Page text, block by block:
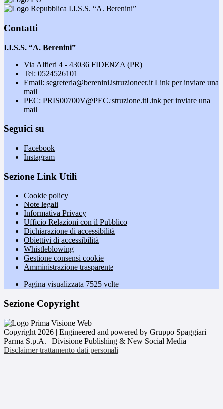
I.I.S.S. “A. Berenini”
Contatti
I.I.S.S. “A. Berenini”
Via Alfieri 4 - 43036 FIDENZA (PR)
Tel: 0524526101
Email: segreteria@berenini.istruzioneer.it Link per inviare una
mail
PEC: PRIS00700V@PEC.istruzione.itLink per inviare una
mail
Seguici su
Facebook
Instagram
Sezione Link Utili
Cookie policy
Note legali
Informativa Privacy
Ufficio Relazioni con il Pubblico
Dichiarazione di accessibilità
Obiettivi di accessibilità
Whistleblowing
Gestione consensi cookie
Amministrazione trasparente
Pagina visualizzata 7525 volte
Sezione Copyright
Copyright 2026 | Engineered and powered by Gruppo Spaggiari
Parma S.p.A. | Divisione Publishing & New Social Media
Disclaimer trattamento dati personali